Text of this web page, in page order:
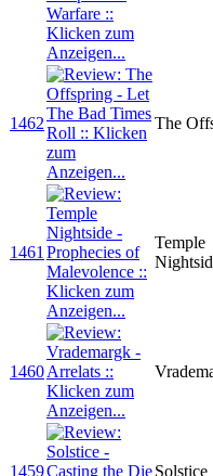
1462 The
1461
Temple
1460
1459 Solstice